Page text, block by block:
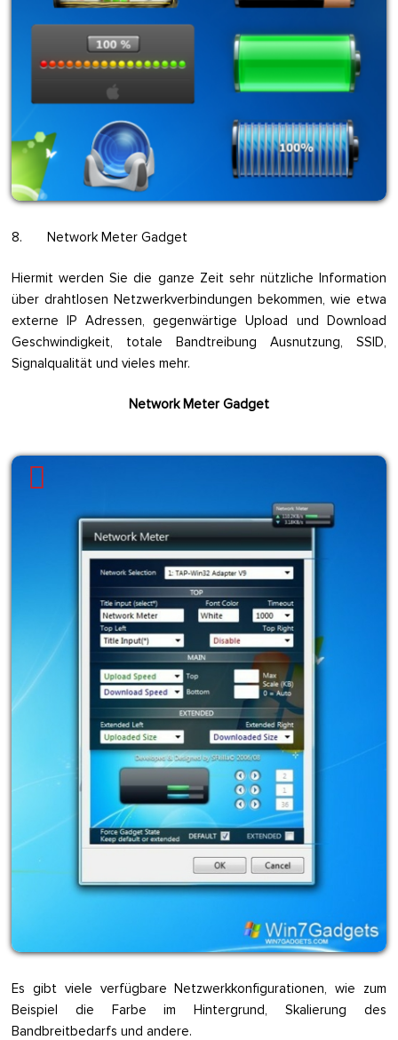
8. Network Meter Gadget
Hiermit werden Sie die ganze Zeit sehr nützliche Information
über drahtlosen Netzwerkverbindungen bekommen, wie etwa
externe IP Adressen, gegenwärtige Upload und Download
Geschwindigkeit, totale Bandtreibung Ausnutzung, SSID,
Signalqualität und vieles mehr.
Network Meter Gadget
Es gibt viele verfügbare Netzwerkkonfigurationen, wie zum
Beispiel die Farbe im Hintergrund, Skalierung des
Bandbreitbedarfs und andere.